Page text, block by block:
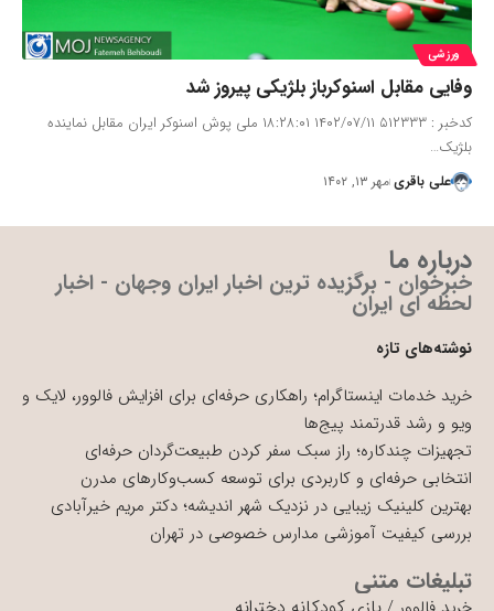
ورزشی
وفایی مقابل اسنوکرباز بلژیکی پیروز شد
کدخبر : ۵۱۲۳۳۳ ۱۴۰۲/۰۷/۱۱ ۱۸:۲۸:۰۱ ملی پوش اسنوکر ایران مقابل نماینده
بلژیک…
علی باقری مهر ۱۳, ۱۴۰۲
درباره ما
خبرخوان - برگزیده ترین اخبار ایران وجهان - اخبار
لحظه ای ایران
نوشته‌های تازه
خرید خدمات اینستاگرام؛ راهکاری حرفه‌ای برای افزایش فالوور، لایک و
ویو و رشد قدرتمند پیج‌ها
تجهیزات چندکاره؛ راز سبک سفر کردن طبیعت‌گردان حرفه‌ای
انتخابی حرفه‌ای و کاربردی برای توسعه کسب‌وکارهای مدرن
بهترین کلینیک زیبایی در نزدیک شهر اندیشه؛ دکتر مریم خیرآبادی
بررسی کیفیت آموزشی مدارس خصوصی در تهران
تبلیغات متنی